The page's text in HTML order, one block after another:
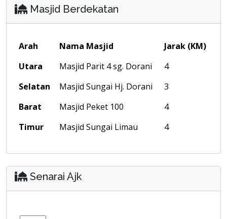
Masjid Berdekatan
Arah Nama Masjid
Jarak (KM)
Utara
Masjid Parit 4 sg. Dorani
4
Selatan
Masjid Sungai Hj. Dorani
3
Barat
Masjid Peket 100
4
Timur
Masjid Sungai Limau 4
Senarai Ajk